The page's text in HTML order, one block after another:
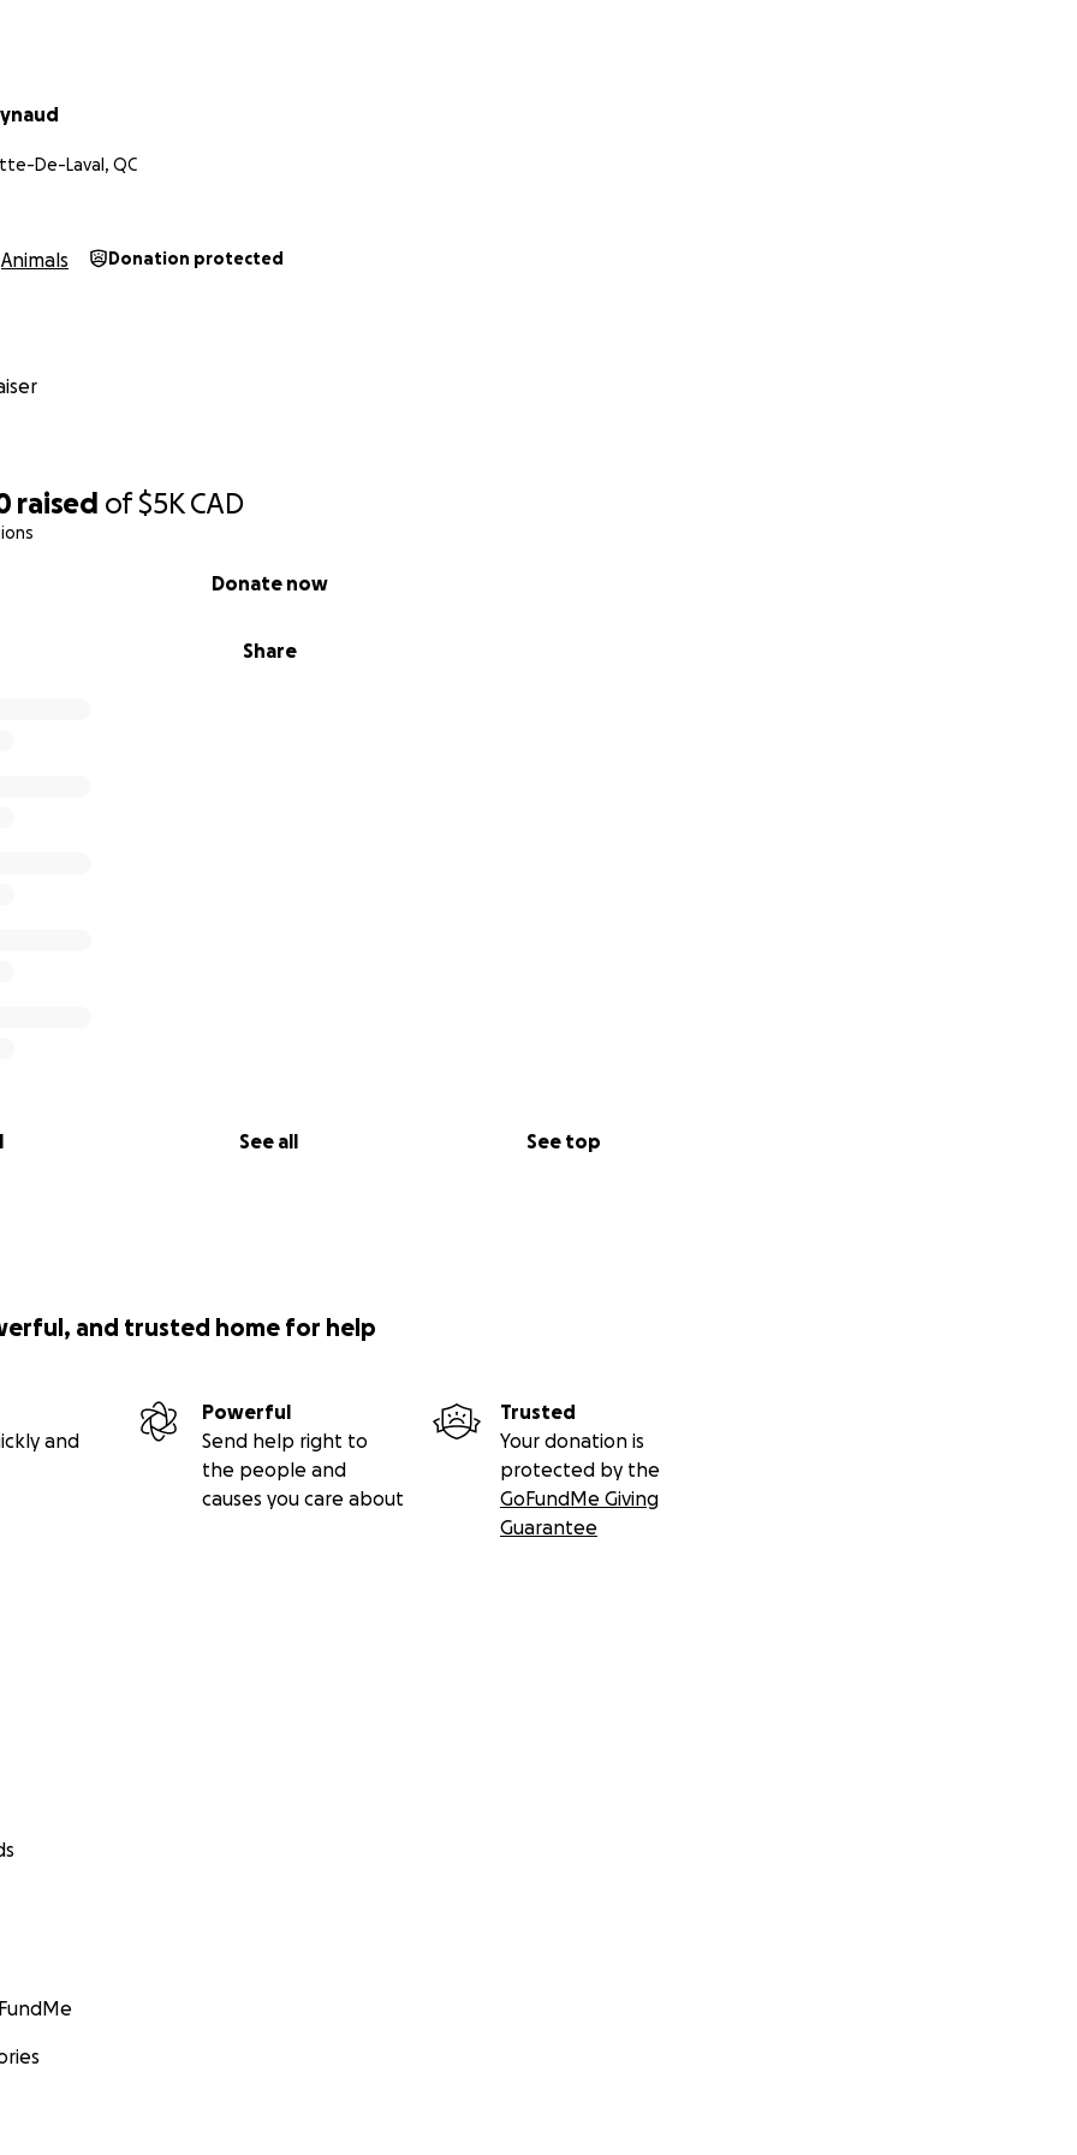
raised of$5K CAD
Share
Donate now
See all See top
qui m’a donné envie de vivre.
tous
De-Laval, QC
Animals Donation protected
and trusted home for help
and
Powerful
Send help right to
the people and
causes you care about
Trusted
Your donation is
protected by the
GoFundMe Giving
Guarantee